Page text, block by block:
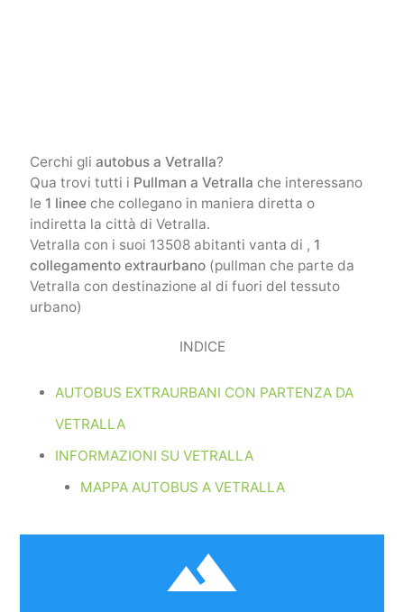
Cerchi gli autobus a Vetralla?
Qua trovi tutti i Pullman a Vetralla che interessano
le 1 lineeche collegano in maniera diretta o
indiretta la città di Vetralla.
Vetralla con i suoi 13508 abitanti vanta di , 1
collegamento extraurbano(pullman che parte da
Vetralla con destinazione al di fuori del tessuto
urbano)
INDICE
AUTOBUS EXTRAURBANI CON PARTENZA DA
VETRALLA
INFORMAZIONI SU VETRALLA
MAPPA AUTOBUS A VETRALLA
filter_hdr